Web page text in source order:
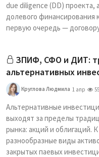
due diligence (DD) проекта,
долевого финансирования
первую очередь —
ЗПИФ, СФО и ДИТ:
альтернативных
Круглова Людмила 1 апр
Альтернативные
выходят за пределы
рынка: акций и облигаций.
разнообразные виды
закрытых паевых